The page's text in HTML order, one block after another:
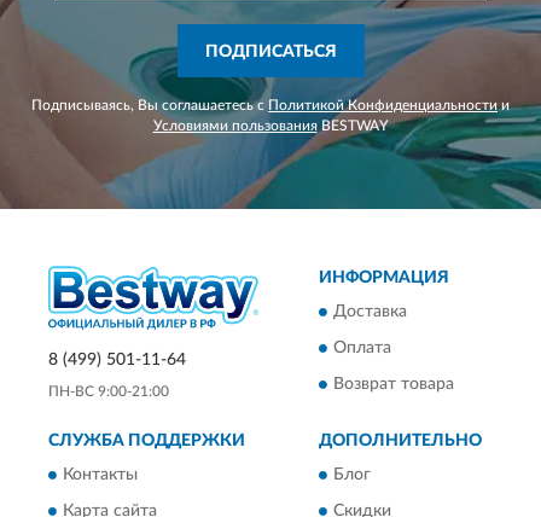
ПОДПИСАТЬСЯ
Подписываясь, Вы соглашаетесь с Политикой Конфиденциальности и
Условиями пользованияBESTWAY
8 (499) 501-11-64
ПН-ВС 9:00-21:00
ИНФОРМАЦИЯ
Доставка
Оплата
Возврат товара
СЛУЖБА ПОДДЕРЖКИ
Контакты
Карта сайта
ДОПОЛНИТЕЛЬНО
Блог
Скидки